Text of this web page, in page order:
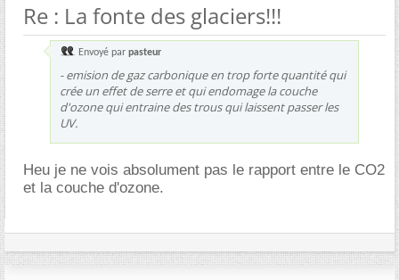
Re : La fonte des glaciers!!!
Envoyé par pasteur
- emision de gaz carbonique en trop forte quantité qui
crée un effet de serre et qui endomage la couche
d'ozone qui entraine des trous qui laissent passer les
UV.
Heu je ne vois absolument pas le rapport entre le CO2
et la couche d'ozone.